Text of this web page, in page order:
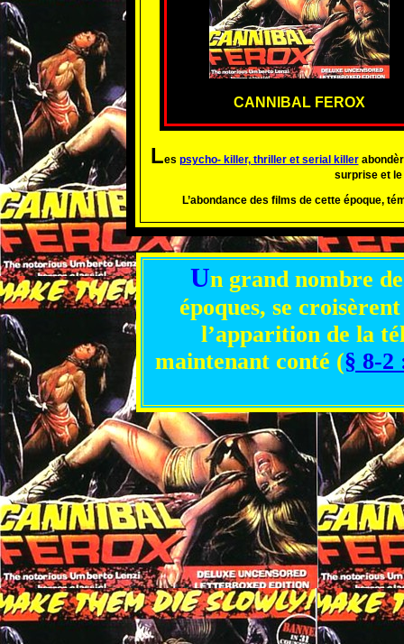
CANNIBAL FEROX
Les psycho- killer, thriller et serial killer
surprise et
L’abondance des films de cette époque,
Un grand nombre
époques, se
l’apparition de la
maintenant conté (§ 8-2